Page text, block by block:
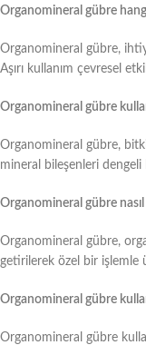
Organomineral gübre
Organomineral gübre,
Aşırı kullanım çevresel
Organomineral gübre
Organomineral gübre,
mineral bileşenleri dengeli
Organomineral gübre
Organomineral gübre,
getirilerek özel bir işlemle
Organomineral gübre
Organomineral gübre